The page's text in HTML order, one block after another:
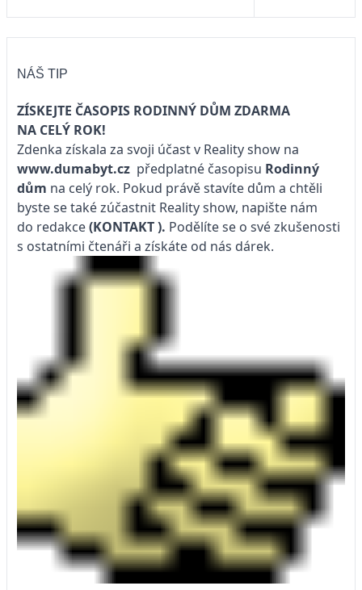
NÁŠ TIP
ZÍSKEJTE ČASOPIS RODINNÝ DŮM ZDARMA
NA CELÝ ROK!
Zdenka získala za svoji účast v Reality show na
www.dumabyt.cz předplatné časopisu Rodinný
dům na celý rok. Pokud právě stavíte dům a chtěli
byste se také zúčastnit Reality show, napište nám
do redakce(KONTAKT). Podělíte se o své zkušenosti
s ostatními čtenáři a získáte od nás dárek.